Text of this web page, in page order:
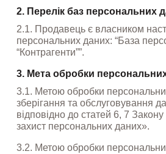
2. Перелік баз персональних
2.1. Продавець є власником
персональних даних: “База
“Контрагенти””.
3. Мета обробки
3.1. Метою обробки
зберігання та обслуговування
відповідно до статей 6, 7
захист персональних даних».
3.2. Метою обробки